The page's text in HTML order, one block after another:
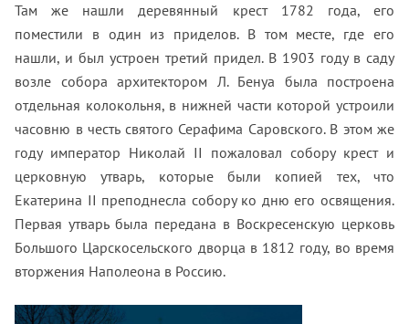
Там же нашли деревянный крест 1782 года, его
поместили в один из приделов. В том месте, где его
нашли, и был устроен третий придел. В 1903 году в саду
возле собора архитектором Л. Бенуа была построена
отдельная колокольня, в нижней части которой устроили
часовню в честь святого Серафима Саровского. В этом же
году император Николай II пожаловал собору крест и
церковную утварь, которые были копией тех, что
Екатерина II преподнесла собору ко дню его освящения.
Первая утварь была передана в Воскресенскую церковь
Большого Царскосельского дворца в 1812 году, во время
вторжения Наполеона в Россию.